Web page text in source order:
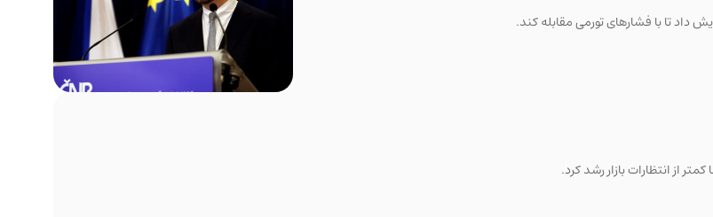
از انتظارات بازار رشد کرد.